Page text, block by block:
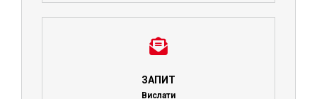
ЗАПИТ
Вислати